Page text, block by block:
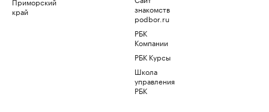
край
знакомств
podbor.ru
РБК
Компании
РБК Курсы
Школа
управления
РБК